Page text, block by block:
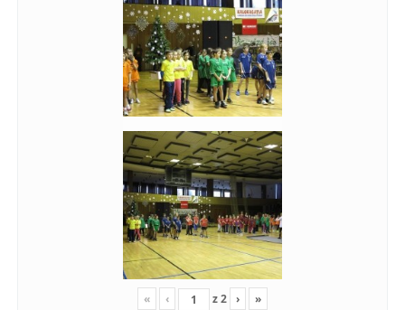
« ‹ z2 › »